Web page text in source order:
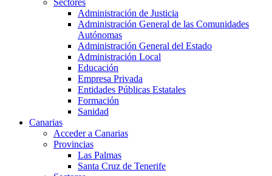
Sectores
Administración de Justicia
Administración General de las Comunidades
Autónomas
Administración General del Estado
Administración Local
Educación
Empresa Privada
Entidades Públicas Estatales
Formación
Sanidad
Canarias
Acceder a Canarias
Provincias
Las Palmas
Santa Cruz de Tenerife